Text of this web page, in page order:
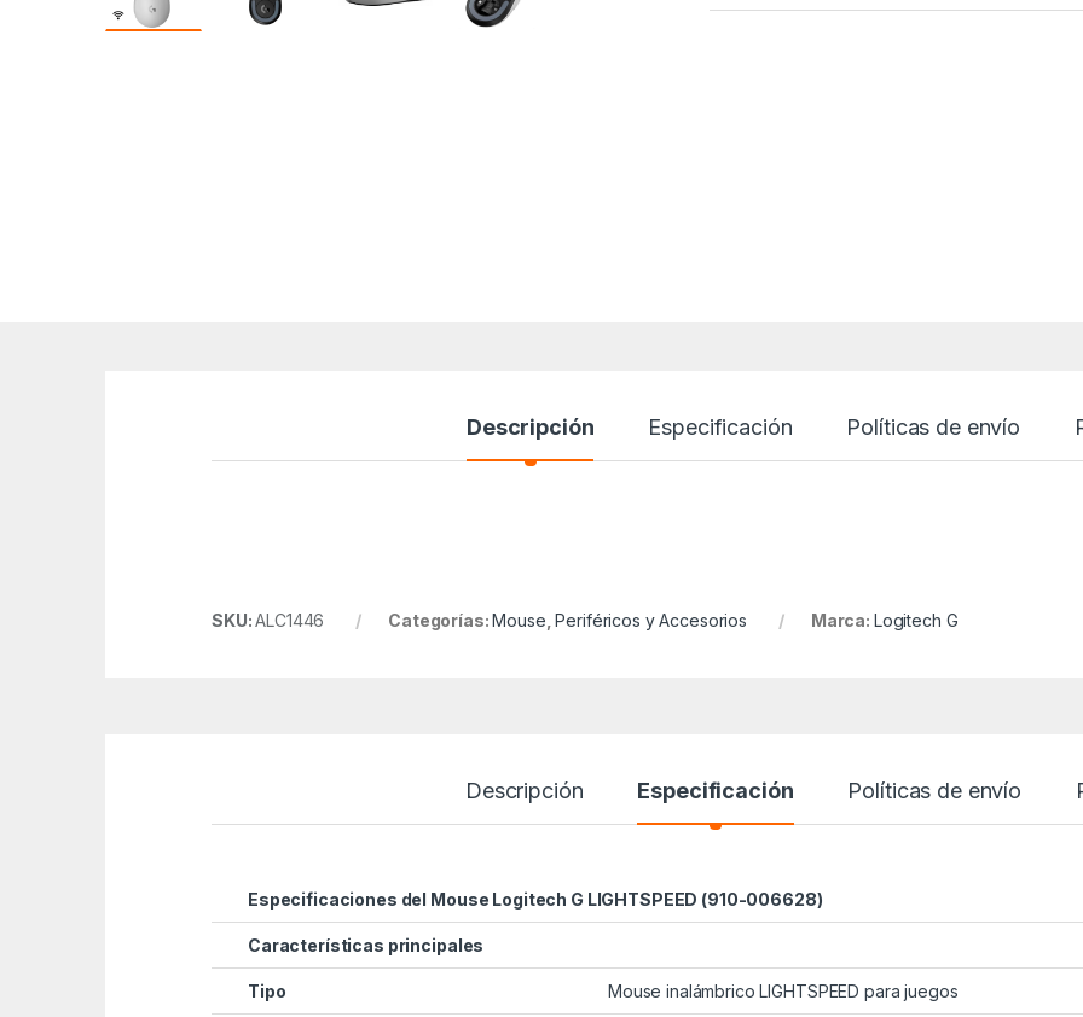
Descripción Especificación Políticas de envío
SKU:ALC1446 Categorías:Mouse ,Periféricos y Accesorios Marca: Logitech G
Descripción Especificación Políticas de envío
Especificaciones del Mouse Logitech G LIGHTSPEED (910-006628)
Características principales
Tipo Mouse inalámbrico LIGHTSPEED para juegos